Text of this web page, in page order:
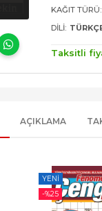
KAĞIT TÜRÜ:
DILI:
Taksitli
AÇIKLAMA
YENI
-%25